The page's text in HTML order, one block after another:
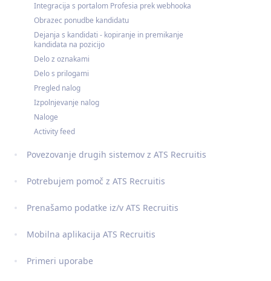
Integracija s portalom Profesia prek webhooka
Obrazec ponudbe kandidatu
Dejanja s kandidati - kopiranje in premikanje
kandidata na pozicijo
Delo z oznakami
Delo s prilogami
Pregled nalog
Izpolnjevanje nalog
Naloge
Activity feed
Povezovanje drugih sistemov z ATS Recruitis
Potrebujem pomoč z ATS Recruitis
Prenašamo podatke iz/v ATS Recruitis
Mobilna aplikacija ATS Recruitis
Primeri uporabe